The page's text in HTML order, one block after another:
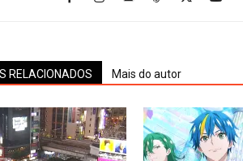
RELACIONADOS Mais do autor